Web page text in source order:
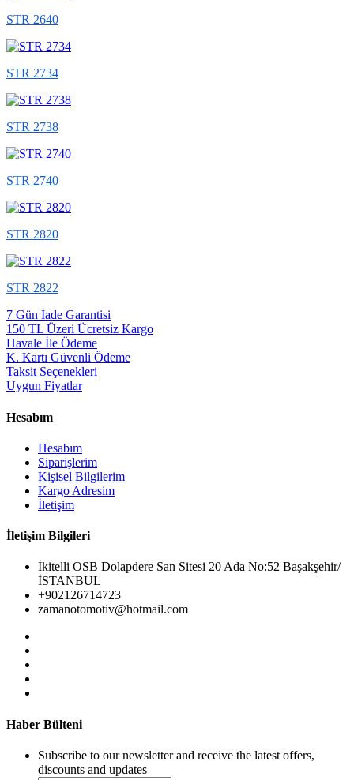
STR 2640
STR 2734
STR 2738
STR 2740
STR 2820
STR 2822
7 Gün İade Garantisi
150 TL Üzeri Ücretsiz Kargo
Havale İle Ödeme
K. Kartı Güvenli Ödeme
Taksit Seçenekleri
Uygun Fiyatlar
Hesabım
Hesabım
Siparişlerim
Kişisel Bilgilerim
Kargo Adresim
İletişim
İletişim Bilgileri
İkitelli OSB Dolapdere San Sitesi 20 Ada No:52 Başakşehir/
İSTANBUL
+902126714723
zamanotomotiv@hotmail.com
Haber Bülteni
Subscribe to our newsletter and receive the latest offers,
discounts and updates